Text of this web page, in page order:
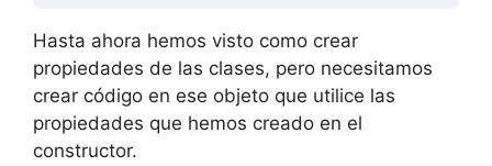
Hasta ahora hemos visto como crear
propiedades de las clases, pero necesitamos
crear código en ese objeto que utilice las
propiedades que hemos creado en el
constructor.